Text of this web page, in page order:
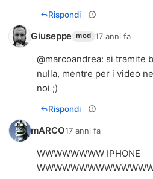
Rispondi
Giuseppe mod 17 anni fa
@marcoandrea: si tramite
nulla, mentre per i video
noi ;)
Rispondi
mARCO17 anni fa
WWWWWWWW IPHONE